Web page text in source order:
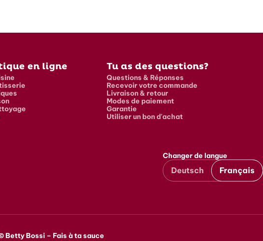
en ligne Tu as des questions?
Questions & Réponses
Recevoir votre commande
Livraison & retour
Modes de paiement
Garantie
Utiliser un bon d'achat
Changer de langue
Deutsch Français
Betty Bossi – Fais à ta sauce